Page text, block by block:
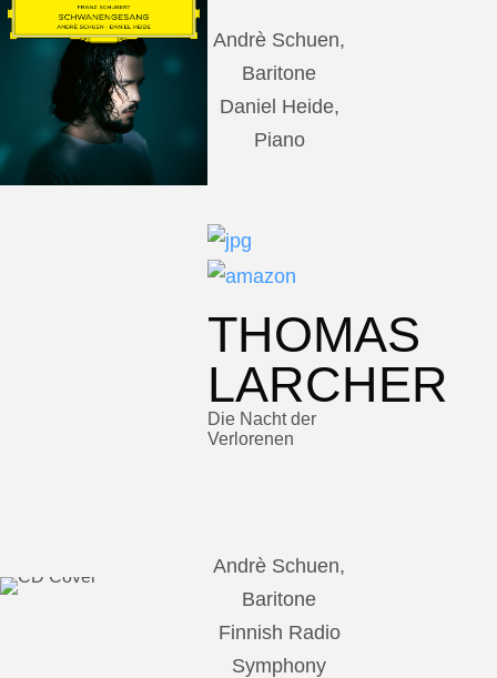
Andrè Schuen,
Baritone
Daniel Heide,
Piano
THOMAS
LARCHER
Die Nacht der
Verlorenen
Andrè Schuen,
Baritone
Finnish Radio
Symphony